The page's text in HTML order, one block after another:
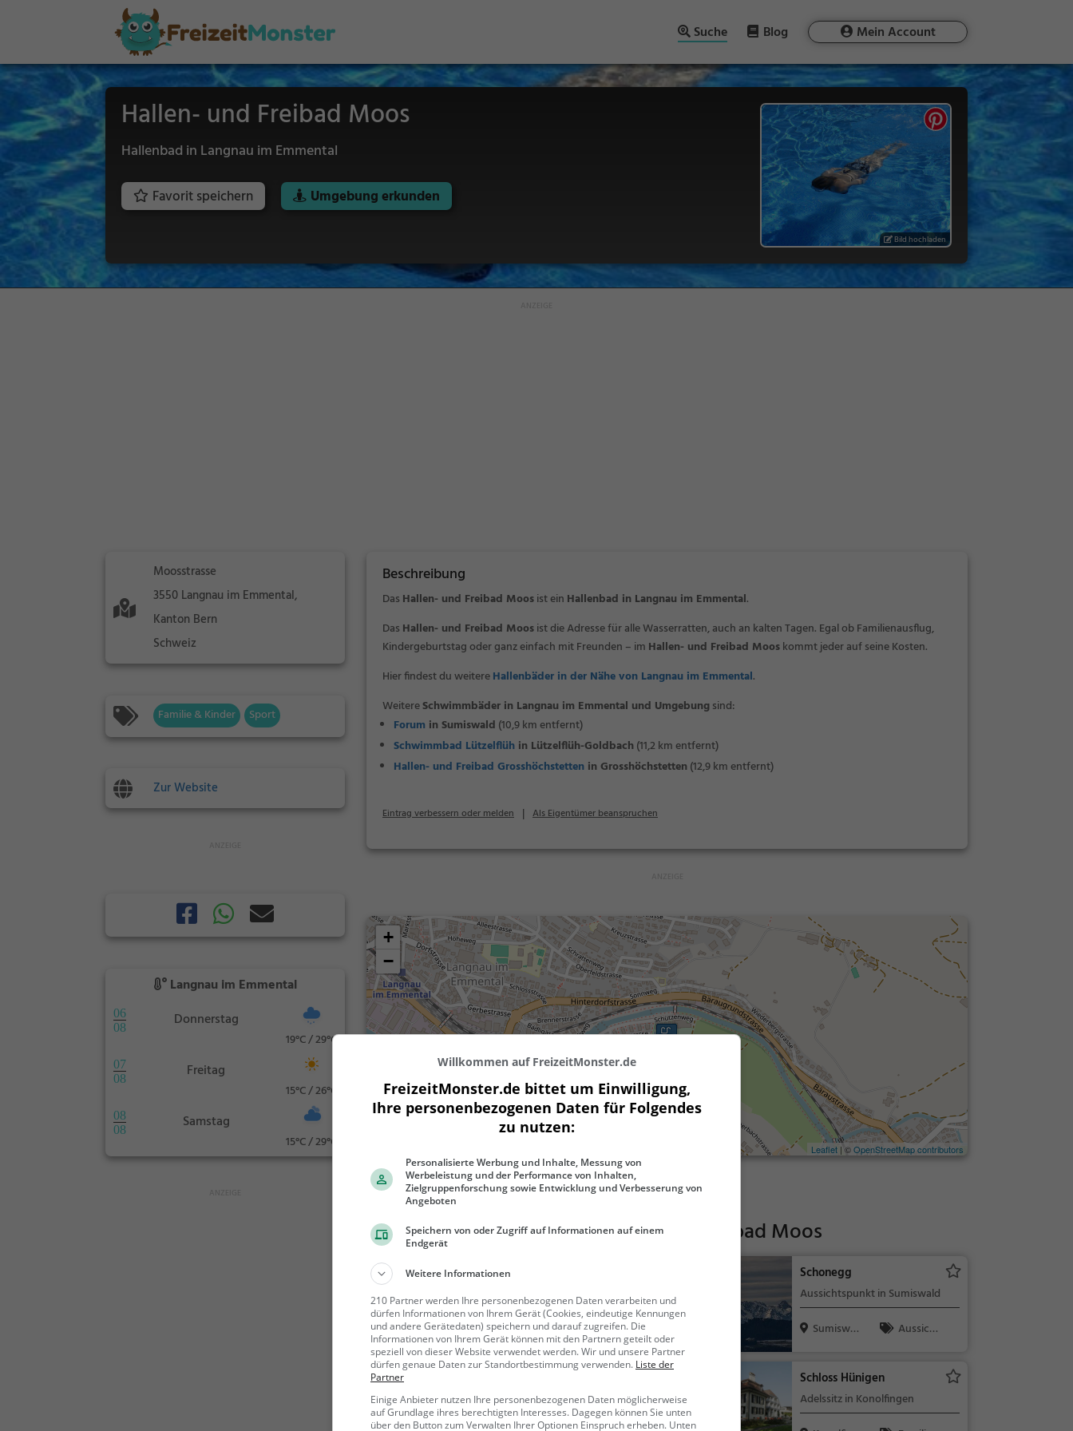
Suche Blog Mein Account
Hallen- und Freibad Moos
Hallenbad in Langnau im Emmental
Favorit speichern Umgebung erkunden
Bild hochladen
Moosstrasse
3550 Langnau im Emmental,
Kanton Bern
Schweiz
Familie & Kinder Sport
Zur Website
Langnau im Emmental
06
08
Donnerstag
19°C / 29°C
07
08
Freitag
15°C / 26°C
08
08
Samstag
15°C / 29°C
Beschreibung
Das Hallen- und Freibad Moosist ein Hallenbad in Langnau im Emmental.
Das Hallen- und Freibad Moosist die Adresse für alle Wasserratten, auch an kalten Tagen. Egal ob Familienausflug,
Kindergeburtstag oder ganz einfach mit Freunden – im Hallen- und Freibad Mooskommt jeder auf seine Kosten.
Hier findest du weitereHallenbäder in der Nähe von Langnau im Emmental.
WeitereSchwimmbäder in Langnau im Emmental und Umgebungsind:
Forum in Sumiswald (10,9 km entfernt)
Schwimmbad Lützelflüh in Lützelflüh-Goldbach (11,2 km entfernt)
Hallen- und Freibad Grosshöchstetten in Grosshöchstetten (12,9 km entfernt)
Eintrag verbessern oder melden | Als Eigentümer beanspruchen
+
−
Leaflet | ©OpenStreetMap contributors
Ähnliche Aktivitäten wieHallen- und Freibad Moos
Chuderhüsiturm
Aussichtsturm in Röthenbach im
Emmental
Röthenba
ch im Emme
nt...
Aussicht
spunkt, Famil
ie & Kinder,
Schonegg
Aussichtspunkt in Sumiswald
Sumiswal
Aussicht
Natur
Park in Konolfingen
Schloss Hünigen
Adelssitz in Konolfingen
Willkommen auf FreizeitMonster.de
FreizeitMonster.de bittet um Einwilligung,
Ihre personenbezogenen Daten für Folgendes
zu nutzen:
Personalisierte Werbung und Inhalte, Messung von
Werbeleistung und der Performance von Inhalten,
Zielgruppenforschung sowie Entwicklung und Verbesserung von
Angeboten
Speichern von oder Zugriff auf Informationen auf einem
Endgerät
Weitere Informationen
210 Partner werden Ihre personenbezogenen Daten verarbeiten und
dürfen Informationen von Ihrem Gerät (Cookies, eindeutige Kennungen
und andere Gerätedaten) speichern und darauf zugreifen. Die
Informationen von Ihrem Gerät können mit den Partnern geteilt oder
speziell von dieser Website verwendet werden. Wir und unsere Partner
dürfen genaue Daten zur Standortbestimmung verwenden. Liste der
Partner
Einige Anbieter nutzen Ihre personenbezogenen Daten möglicherweise
auf Grundlage ihres berechtigten Interesses. Dagegen können Sie unten
über den Button zum Verwalten Ihrer Optionen Einspruch erheben. Unten